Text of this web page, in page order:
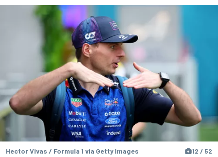
Hector Vivas / Formula 1 via Getty Images 12 / 52